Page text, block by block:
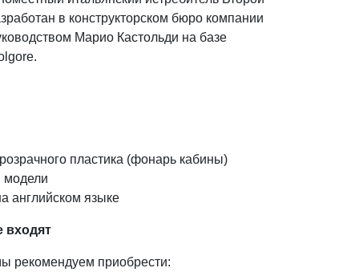
в конструкторском бюро компании
Марио Кастольди на базе
пластика (фонарь кабины)
модели
английском языке
входят
рекомендуем приобрести: